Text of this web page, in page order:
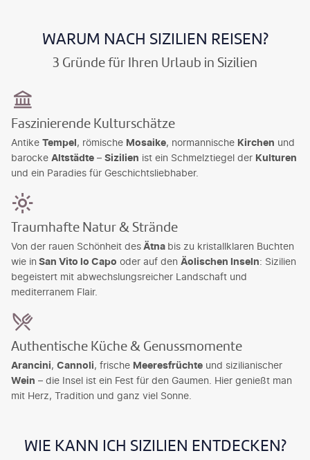
WARUM NACH SIZILIEN REISEN?
3 Gründe für Ihren Urlaub in Sizilien
Faszinierende Kulturschätze
Antike Tempel, römische Mosaike, normannische Kirchen und
barocke Altstädte – Sizilien ist ein Schmelztiegel der Kulturen
und ein Paradies für Geschichtsliebhaber.
Traumhafte Natur & Strände
Von der rauen Schönheit desÄtna bis zu kristallklaren Buchten
wie in San Vito lo Capo oder auf den Äolischen Inseln: Sizilien
begeistert mit abwechslungsreicher Landschaft und
mediterranem Flair.
Authentische Küche & Genussmomente
Arancini, Cannoli, frische Meeresfrüchte und sizilianischer
Wein – die Insel ist ein Fest für den Gaumen. Hier genießt man
mit Herz, Tradition und ganz viel Sonne.
WIE KANN ICH SIZILIEN ENTDECKEN?